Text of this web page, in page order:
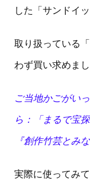
した「サンドイッ
取り扱っている
わず買い求めまし
ご当地かごがい
ら：「まるで宝
『創作竹芸とみ
実際に使ってみ